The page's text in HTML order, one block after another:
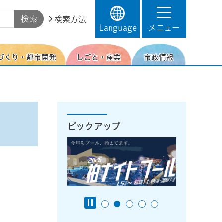
検索方法
Language
メニュー
くり・都市開発 しごと・産業 市政情報
ピックアップ